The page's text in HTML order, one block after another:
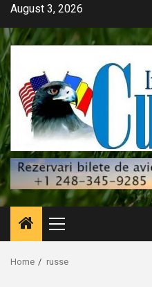
Skip
content
August 3, 2026
Primary
Menu
Home russe